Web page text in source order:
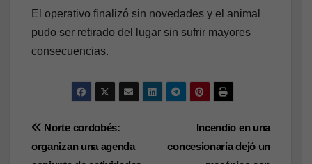
El operativo finalizó sin novedades y el animal
pudo ser retirado del lugar sin sufrir mayores
consecuencias.
Navegación
Incendio en una
concesionaria dejó un
Norte cordobés:
organizan una agenda